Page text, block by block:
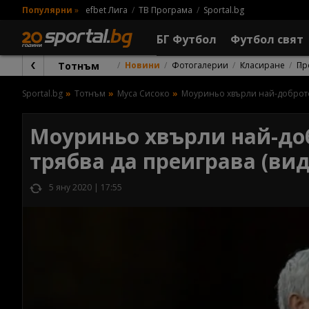
Популярни » efbet Лига ТВ Програма Sportal.bg
БГ Футбол Футбол свят
Тотнъм Новини Фотогалерии Класиране
Sportal.bg Тотнъм Муса Сисоко Моуриньо хвърли най-
Моуриньо хвърли най-
трябва да преиграва
5 яну 2020 | 17:55